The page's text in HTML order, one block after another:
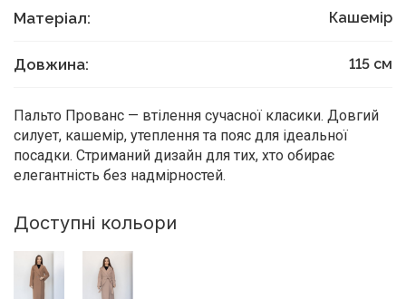
Матеріал: Кашемір
Довжина: 115 см
Пальто Прованс — втілення сучасної класики. Довгий
силует, кашемір, утеплення та пояс для ідеальної
посадки. Стриманий дизайн для тих, хто обирає
елегантність без надмірностей.
Доступні кольори